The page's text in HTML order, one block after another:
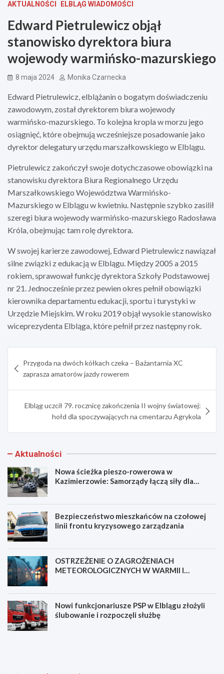
AKTUALNOŚCI ELBLĄG WIADOMOŚCI
Edward Pietrulewicz objął
stanowisko dyrektora biura
wojewody warmińsko-mazurskiego
8 maja 2024 Monika Czarnecka
Edward Pietrulewicz, elblążanin o bogatym doświadczeniu
zawodowym, został dyrektorem biura wojewody
warmińsko-mazurskiego. To kolejna kropla w morzu jego
osiągnięć, które obejmują wcześniejsze posadowanie jako
dyrektor delegatury urzędu marszałkowskiego w Elblągu.
Pietrulewicz zakończył swoje dotychczasowe obowiązki na
stanowisku dyrektora Biura Regionalnego Urzędu
Marszałkowskiego Województwa Warmińsko-
Mazurskiego w Elblągu w kwietniu. Następnie szybko zasilił
szeregi biura wojewody warmińsko-mazurskiego Radosława
Króla, obejmując tam rolę dyrektora.
W swojej karierze zawodowej, Edward Pietrulewicz nawiązał
silne związki z edukacją w Elblągu. Między 2005 a 2015
rokiem, sprawował funkcję dyrektora Szkoły Podstawowej
nr 21. Jednocześnie przez pewien okres pełnił obowiązki
kierownika departamentu edukacji, sportu i turystyki w
Urzędzie Miejskim. W roku 2019 objął wysokie stanowisko
wiceprezydenta Elbląga, które pełnił przez następny rok.
wpisu
Przygoda na dwóch kółkach czeka – Bażantarnia XC
zaprasza amatorów jazdy rowerem
Elbląg uczcił 79. rocznicę zakończenia II wojny światowej:
hołd dla spoczywających na cmentarzu Agrykola
Aktualności
Nowa ścieżka pieszo-rowerowa w
Kazimierzowie: Samorządy łączą siły dla
Bezpieczeństwo mieszkańców na czołowej
linii frontu kryzysowego zarządzania
OSTRZEŻENIE O ZAGROŻENIACH
METEOROLOGICZNYCH W WARMII I
Nowi funkcjonariusze PSP w Elblągu złożyli
ślubowanie i rozpoczęli służbę
N
B